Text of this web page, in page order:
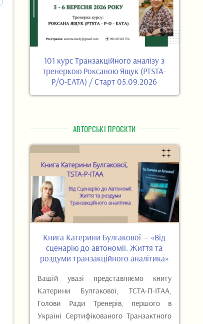
101 курс Транзакційного аналізу з
тренеркою Роксаною Ящук (PTSTA-
P/O-EATA) / Старт 05.09.2026
АВТОРСЬКІ ПРОЄКТИ
Книга Катерини Булгакової — «Від
сценарію до автономії. Життя та
роздуми транзакційного аналітика»
Вашій увазі представляємо книгу
Катерини Булгакової, ТСТА-П-ІТАА,
Голови Ради Тренерів, першого в
Україні Сертифікованого Транзактного